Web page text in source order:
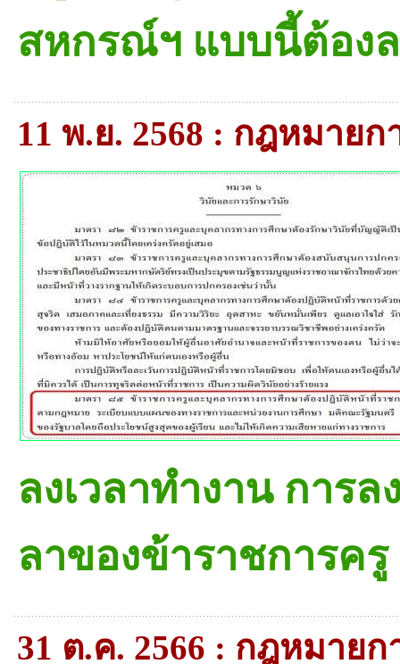
สหกรณ์ฯ แบบนี้ต้อง
11 พ.ย. 2568 : กฎหมาย
ลงเวลาทำงาน การ
ลาของข้าราชการครู
31 ต.ค. 2566 : กฎหมาย